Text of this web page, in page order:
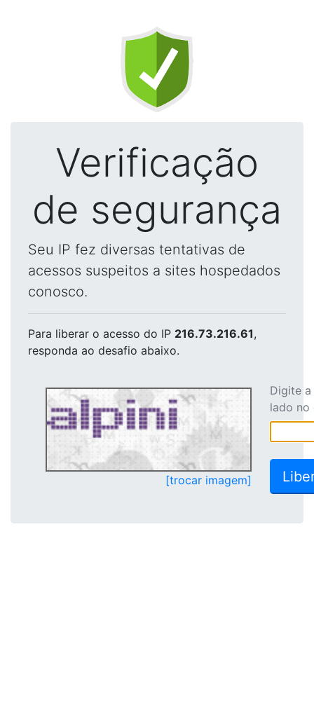
Verificação
de segurança
Seu IP fez diversas tentativas de
acessos suspeitos a sites hospedados
conosco.
Para liberar o acesso do IP 216.73.216.61,
responda ao desafio abaixo.
[trocar imagem]
Digite
lado no